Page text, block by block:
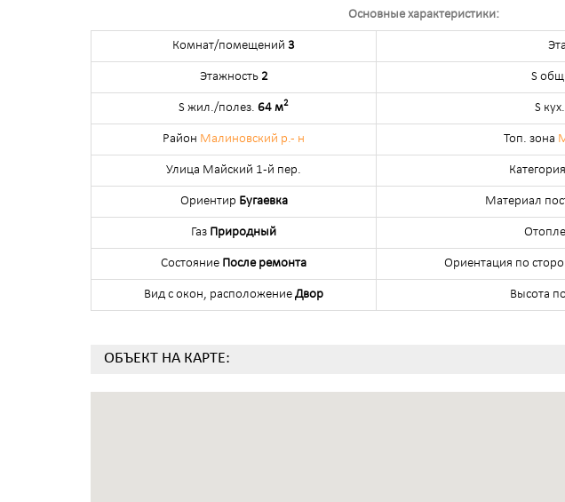
Основные характеристики:
Комнат/помещений 3
Этажность 2 S
S жил./полез. 64 м2 S кух.
Район Малиновский р.- н Топ. зона
Улица Майский 1-й пер. Категория
Ориентир Бугаевка Материал
Газ Природный
Состояние После ремонта Ориентация по
Вид с окон, расположение Двор Высота
ОБЪЕКТ НА КАРТЕ: